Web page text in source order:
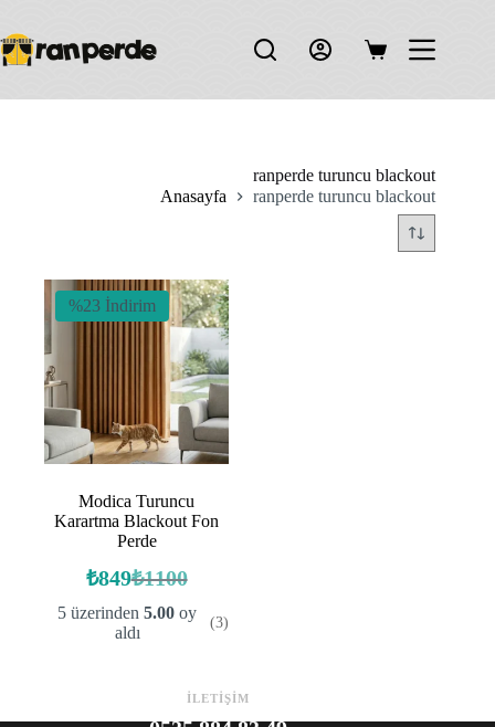
content
Shopping
ranperde turuncu blackout
Anasayfa
ranperde turuncu blackout
%23 İndirim
Modica Turuncu
Karartma Blackout Fon
Perde
₺1100
Orijinal
fiyat:
₺1100.
₺849 Şu
andaki
fiyat:
5 üzerinden5.00 oy
aldı
(3)
İLETİŞİM